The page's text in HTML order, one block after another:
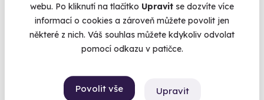
webu. Po kliknutí na tlačítko Upravit se dozvíte více
informací o cookies a zároveň můžete povolit jen
některé z nich. Váš souhlas můžete kdykoliv odvolat
pomocí odkazu v patičce.
Povolit vše Upravit
Zážitková střelba: Nejsilnější zbraně - 5
zbraní
Drahany (okres Prostějov)
(+ 28 dalších lokalit)